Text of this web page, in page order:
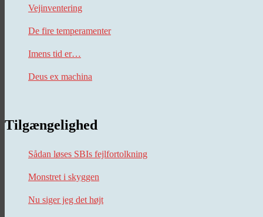
Vejinventering
De fire temperamenter
Imens tid er…
Deus ex machina
Tilgængelighed
Sådan løses SBIs fejlfortolkning
Monstret i skyggen
Nu siger jeg det højt